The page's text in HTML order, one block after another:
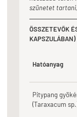
szünetet
ÖSSZETEVŐK
KAPSZULÁBAN)
Hatóanyag
Pitypang
(Taraxacum